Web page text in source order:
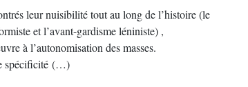
leur nuisibilité tout au long de l’histoire (le
et l’avant-gardisme léniniste) ,
à l’autonomisation des masses.
spécificité (…)